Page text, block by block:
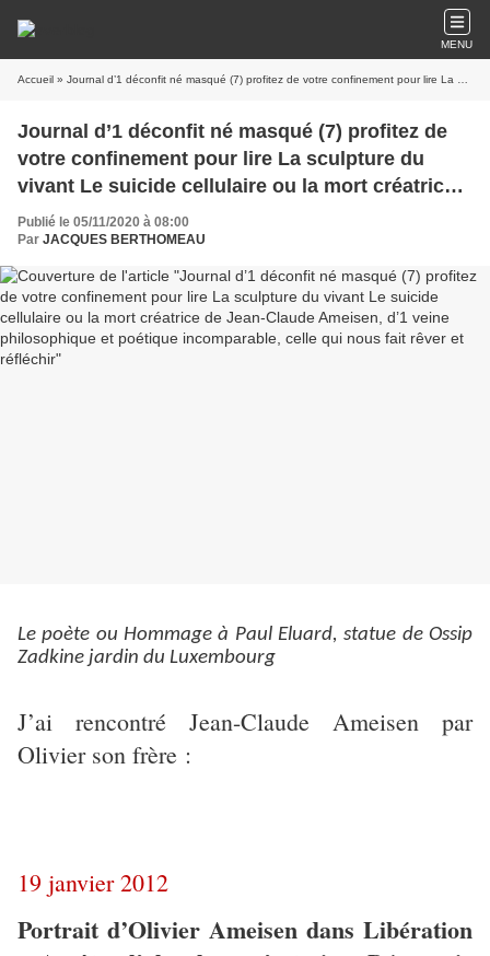
MENU
Accueil » Journal d’1 déconfit né masqué (7) profitez de votre confinement pour lire La sculpture du vivant Le suicide cellulaire ou la mort créatrice de Jean-Claude Ameisen, d’1 veine philosophique et poétique incomparable, celle qui nous fait rêver et réfléchir
Journal d’1 déconfit né masqué (7) profitez de
votre confinement pour lire La sculpture du
vivant Le suicide cellulaire ou la mort créatrice
de Jean-Claude Ameisen, d’1 veine
philosophique et poétique incomparable, celle
qui nous fait rêver et réfléchir
Publié le 05/11/2020 à 08:00
Par JACQUES BERTHOMEAU
Le poète ou Hommage à Paul Eluard, statue de Ossip
Zadkine jardin du Luxembourg
J’ai rencontré Jean-Claude Ameisen par
Olivier son frère :
19 janvier 2012
Portrait d’Olivier Ameisen dans Libération